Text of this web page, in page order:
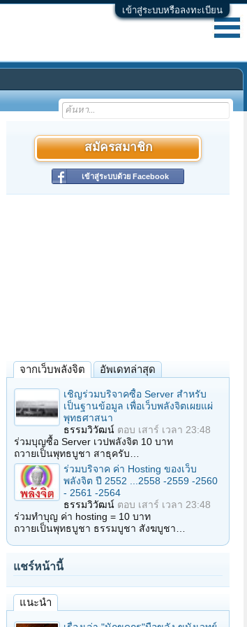
เข้าสู่ระบบหรือลงทะเบียน
สมัครสมาชิก
เข้าสู่ระบบด้วย Facebook
จากเว็บพลังจิต อัพเดทล่าสุด
เชิญร่วมบริจาคซื้อ Server สำหรับ
เป็นฐานข้อมูล เพื่อเว็บพลังจิตเผยแผ่
พุทธศาสนา
ธรรมวิวัฒน์ ตอบ เสาร์ เวลา 23:48
ร่วมบุญซื้อ Server เวปพลังจิต 10 บาท
ถวายเป็นพุทธบูชา สาธุครับ…
ร่วมบริจาค ค่า Hosting ของเว็บ
พลังจิต ปี 2552 ...2558 -2559 -2560
- 2561 -2564
ธรรมวิวัฒน์ ตอบ เสาร์ เวลา 23:48
ร่วมทำบุญ ค่า hosting = 10 บาท
ถวายเป็นพุทธบูชา ธรรมบูชา สังฆบูชา…
แชร์หน้านี้
แนะนำ